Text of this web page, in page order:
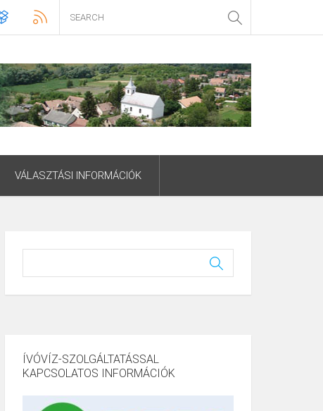
VÁLASZTÁSI INFORMÁCIÓK
ÍVÓVÍZ-SZOLGÁLTATÁSSAL
KAPCSOLATOS INFORMÁCIÓK